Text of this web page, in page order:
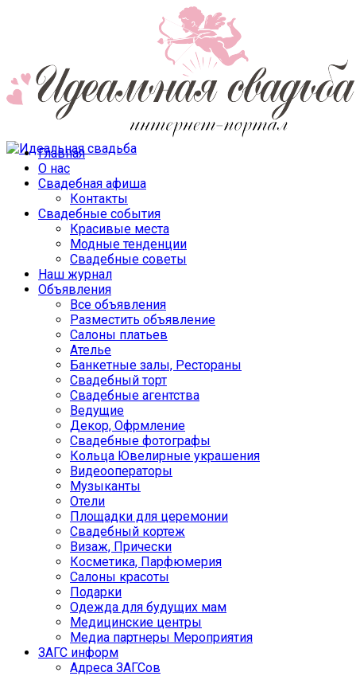
Главная
О нас
Свадебная афиша
Контакты
Свадебные события
Красивые места
Модные тенденции
Свадебные советы
Наш журнал
Объявления
Все объявления
Разместить объявление
Салоны платьев
Ателье
Банкетные залы, Рестораны
Свадебный торт
Свадебные агентства
Ведущие
Декор, Офрмление
Свадебные фотографы
Кольца Ювелирные украшения
Видеооператоры
Музыканты
Отели
Площадки для церемонии
Свадебный кортеж
Визаж, Прически
Косметика, Парфюмерия
Салоны красоты
Подарки
Одежда для будущих мам
Медицинские центры
Медиа партнеры Мероприятия
ЗАГС информ
Адреса ЗАГСов